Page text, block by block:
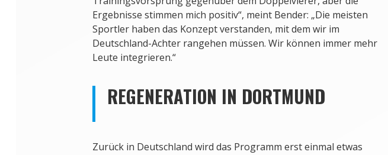
Ergebnisse stimmen mich positiv“, meint Bender: „Die meisten
Sportler haben das Konzept verstanden, mit dem wir im
Deutschland-Achter rangehen müssen. Wir können immer mehr
Leute integrieren.“
REGENERATION IN DORTMUND
Zurück in Deutschland wird das Programm erst einmal etwas